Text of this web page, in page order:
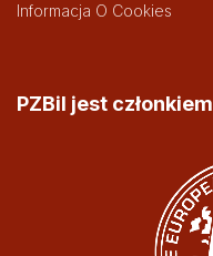
Informacja O Cookies
PZBil jest członkiem